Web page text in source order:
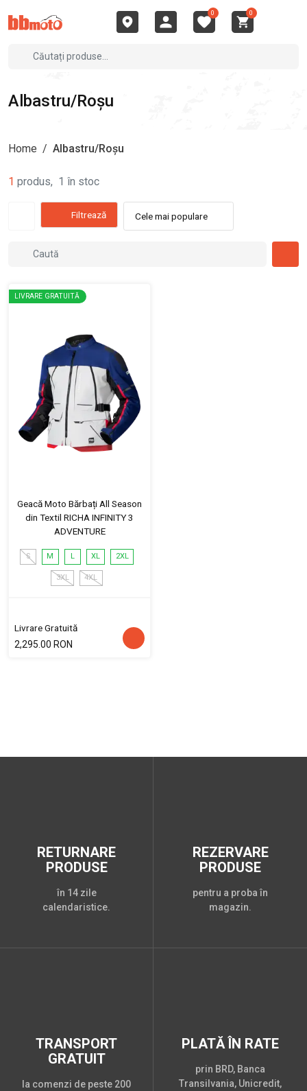
0 0
Albastru/Roșu
Home / Albastru/Roșu
1 produs, 1 în stoc
Filtrează Cele mai populare
LIVRARE GRATUITĂ
Geacă Moto Bărbați All Season
din Textil RICHA INFINITY 3
ADVENTURE
S M L XL 2XL
3XL 4XL
Livrare Gratuită
2,295.00 RON
RETURNARE
PRODUSE
în 14 zile
calendaristice.
REZERVARE
PRODUSE
pentru a proba în
magazin.
TRANSPORT
GRATUIT
la comenzi de peste 200
PLATĂ ÎN RATE
prin BRD, Banca
Transilvania, Unicredit,